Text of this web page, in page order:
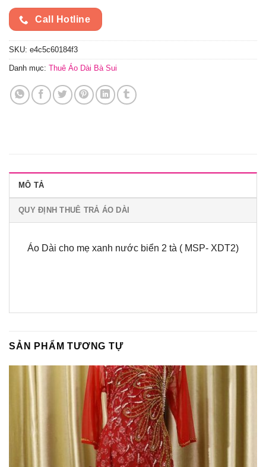
Call Hotline
SKU: e4c5c60184f3
Danh mục: Thuê Áo Dài Bà Sui
MÔ TẢ
QUY ĐỊNH THUÊ TRẢ ÁO DÀI
Áo Dài cho mẹ xanh nước biển 2 tà ( MSP- XDT2)
SẢN PHẨM TƯƠNG TỰ